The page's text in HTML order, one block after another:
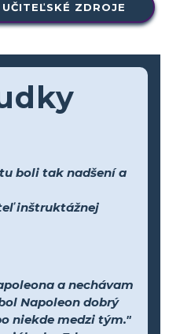
ZDROJE
boli tak nadšení a
inštruktážnej
a nechávam
Napoleon dobrý
niekde medzi tým."